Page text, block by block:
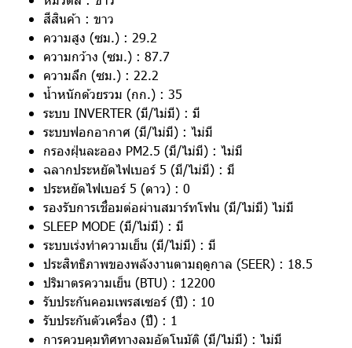
สีสินค้า : ขาว
ความสูง (ซม.) : 29.2
ความกว้าง (ซม.) : 87.7
ความลึก (ซม.) : 22.2
น้ำหนักด้วยรวม (กก.) : 35
ระบบ INVERTER (มี/ไม่มี) : มี
ระบบฟอกอากาศ (มี/ไม่มี) : ไม่มี
กรองฝุ่นละออง PM2.5 (มี/ไม่มี) : ไม่มี
ฉลากประหยัดไฟเบอร์ 5 (มี/ไม่มี) : มี
ประหยัดไฟเบอร์ 5 (ดาว) : 0
รองรับการเชื่อมต่อผ่านสมาร์ทโฟน (มี/ไม่มี) ไม่มี
SLEEP MODE (มี/ไม่มี) : มี
ระบบเร่งทำความเย็น (มี/ไม่มี) : มี
ประสิทธิภาพของพลังงานตามฤดูกาล (SEER) : 18.5
ปริมาตรความเย็น (BTU) : 12200
รับประกันคอมเพรสเซอร์ (ปี) : 10
รับประกันตัวเครื่อง (ปี) : 1
การควบคุมทิศทางลมอัตโนมัติ (มี/ไม่มี) : ไม่มี